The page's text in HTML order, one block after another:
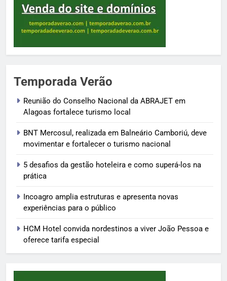
Temporada Verão
Reunião do Conselho Nacional da ABRAJET em
Alagoas fortalece turismo local
BNT Mercosul, realizada em Balneário Camboriú, deve
movimentar e fortalecer o turismo nacional
5 desafios da gestão hoteleira e como superá-los na
prática
Incoagro amplia estruturas e apresenta novas
experiências para o público
HCM Hotel convida nordestinos a viver João Pessoa e
oferece tarifa especial